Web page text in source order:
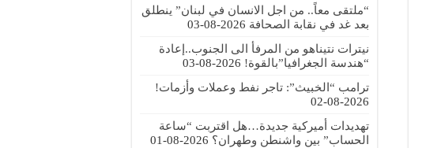
“ملتقى معاً.. من اجل الانسان في لبنان” ينطلق
بعد غد في نقابة الصحافة 2026-08-03
نيترات نتيناهو من المرفأ الى الجنوب..إعادة
“هندسة الجغرافيا”بالقوة! 2026-08-03
ترامب “الخبيث”: تاجر نفط وعملات وأزمات!
2026-08-02
تهديدات أميركية جديدة…هل اقتربت “ساعة
الحساب” بين واشنطن وطهران؟ 2026-08-01